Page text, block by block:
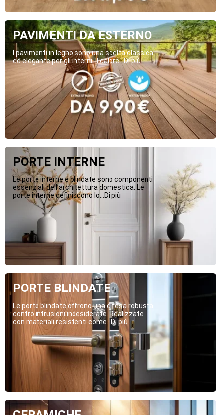
PAVIMENTI DA ESTERNO
I pavimenti in legno sono una scelta classica
ed elegante per gli interni. Il calore...Di più
PORTE INTERNE
Le porte interne e blindate sono componenti
essenziali dell’architettura domestica. Le
porte interne definiscono lo...Di più
PORTE BLINDATE
Le porte blindate offrono una difesa robusta
contro intrusioni indesiderate. Realizzate
con materiali resistenti come...Di più